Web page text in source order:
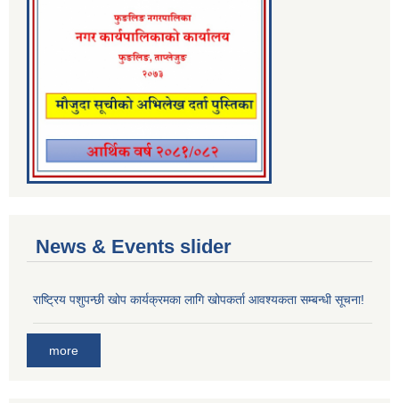
News & Events slider
राष्ट्रिय पशुपन्छी खोप कार्यक्रमका लागि खोपकर्ता आवश्यकता सम्बन्धी सूचना!
more